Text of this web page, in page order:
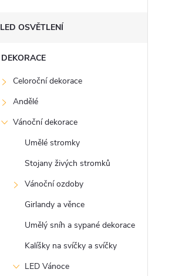
LED OSVĚTLENÍ
DEKORACE
Celoroční dekorace
Andělé
Vánoční dekorace
Umělé stromky
Stojany živých stromků
Vánoční ozdoby
Girlandy a věnce
Umělý sníh a sypané dekorace
Kalíšky na svíčky a svíčky
LED Vánoce